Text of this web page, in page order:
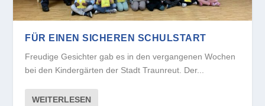
FÜR EINEN SICHEREN SCHULSTART
Freudige Gesichter gab es in den vergangenen Wochen
bei den Kindergärten der Stadt Traunreut. Der...
WEITERLESEN